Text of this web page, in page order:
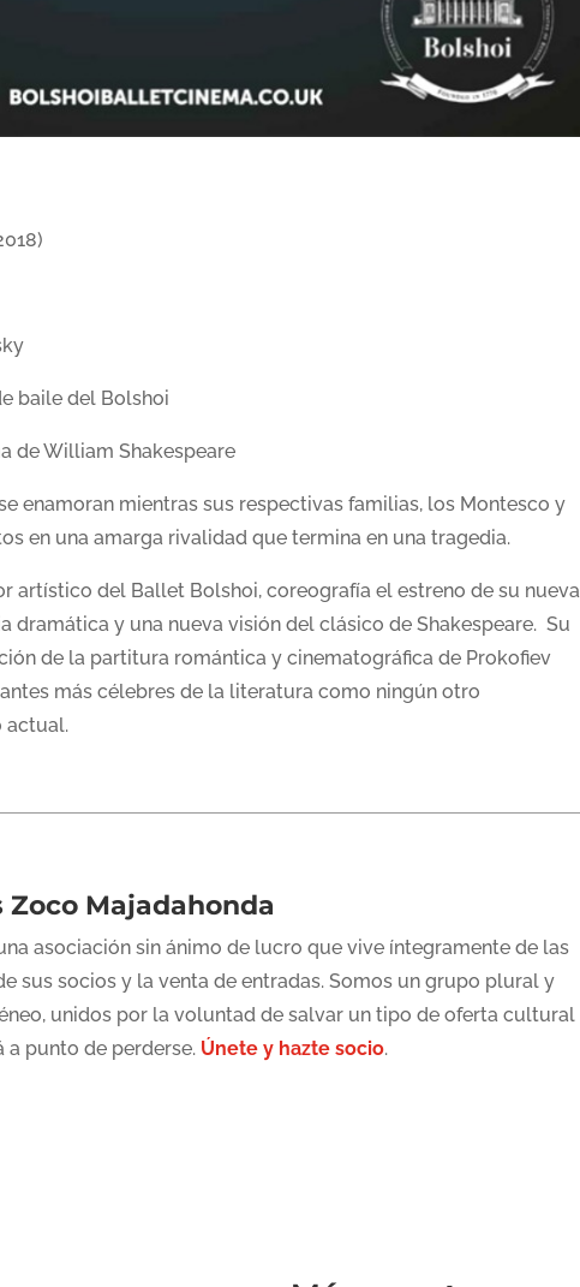
baile del Bolshoi
de William Shakespeare
enamoran mientras sus respectivas familias, los Montesco y
en una amarga rivalidad que termina en una tragedia.
artístico del Ballet Bolshoi, coreografía el estreno de su nueva
dramática y una nueva visión del clásico de Shakespeare. Su
de la partitura romántica y cinematográfica de Prokofiev
más célebres de la literatura como ningún otro
actual.
Zoco Majadahonda
asociación sin ánimo de lucro que vive íntegramente de las
sus socios y la venta de entradas. Somos un grupo plural y
unidos por la voluntad de salvar un tipo de oferta cultural
a punto de perderse. Únete y hazte socio.